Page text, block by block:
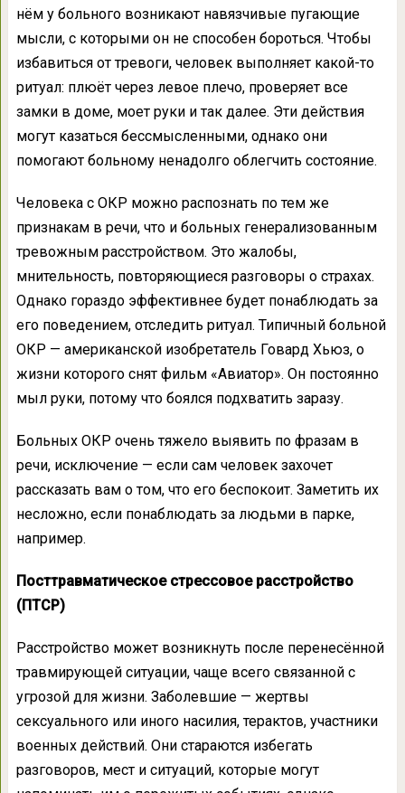
нём у больного возникают навязчивые пугающие
мысли, с которыми он не способен бороться. Чтобы
избавиться от тревоги, человек выполняет какой-то
ритуал: плюёт через левое плечо, проверяет все
замки в доме, моет руки и так далее. Эти действия
могут казаться бессмысленными, однако они
помогают больному ненадолго облегчить состояние.
Человека с ОКР можно распознать по тем же
признакам в речи, что и больных генерализованным
тревожным расстройством. Это жалобы,
мнительность, повторяющиеся разговоры о страхах.
Однако гораздо эффективнее будет понаблюдать за
его поведением, отследить ритуал. Типичный больной
ОКР — американской изобретатель Говард Хьюз, о
жизни которого снят фильм «Авиатор». Он постоянно
мыл руки, потому что боялся подхватить заразу.
Больных ОКР очень тяжело выявить по фразам в
речи, исключение — если сам человек захочет
рассказать вам о том, что его беспокоит. Заметить их
несложно, если понаблюдать за людьми в парке,
например.
Посттравматическое стрессовое расстройство
(ПТСР)
Расстройство может возникнуть после перенесённой
травмирующей ситуации, чаще всего связанной с
угрозой для жизни. Заболевшие — жертвы
сексуального или иного насилия, терактов, участники
военных действий. Они стараются избегать
разговоров, мест и ситуаций, которые могут